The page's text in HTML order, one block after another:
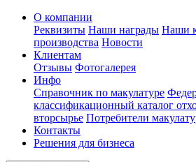
О компании
Реквизиты Наши награды Наши
производства Новости
Клиентам
Отзывы Фотогалерея
Инфо
Справочник по макулатуре
классификационный каталог
вторсырье Потребители
Контакты
Решения для бизнеса